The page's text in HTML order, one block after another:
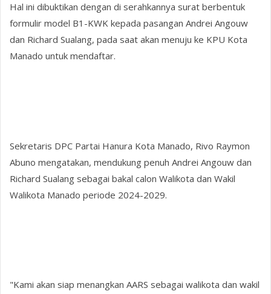
Hal ini dibuktikan dengan di serahkannya surat berbentuk
formulir model B1-KWK kepada pasangan Andrei Angouw
dan Richard Sualang, pada saat akan menuju ke KPU Kota
Manado untuk mendaftar.
Sekretaris DPC Partai Hanura Kota Manado, Rivo Raymon
Abuno mengatakan, mendukung penuh Andrei Angouw dan
Richard Sualang sebagai bakal calon Walikota dan Wakil
Walikota Manado periode 2024-2029.
"Kami akan siap menangkan AARS sebagai walikota dan wakil